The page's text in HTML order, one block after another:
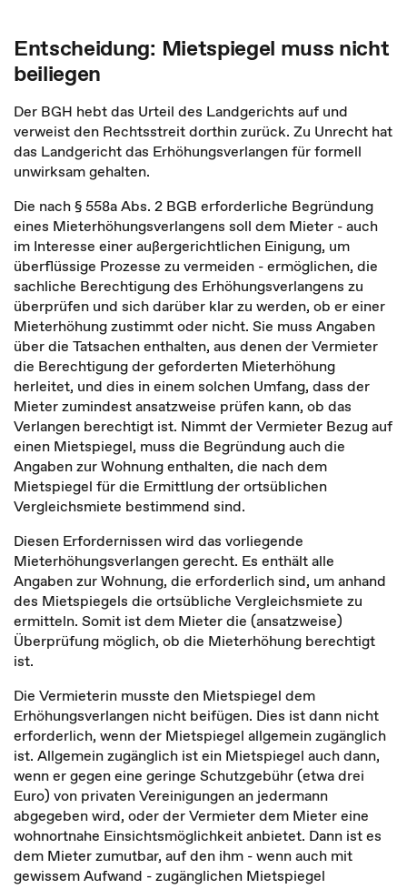
Entscheidung: Mietspiegel muss nicht
beiliegen
Der BGH hebt das Urteil des Landgerichts auf und
verweist den Rechtsstreit dorthin zurück. Zu Unrecht hat
das Landgericht das Erhöhungsverlangen für formell
unwirksam gehalten.
Die nach § 558a Abs. 2 BGB erforderliche Begründung
eines Mieterhöhungsverlangens soll dem Mieter - auch
im Interesse einer außergerichtlichen Einigung, um
überflüssige Prozesse zu vermeiden - ermöglichen, die
sachliche Berechtigung des Erhöhungsverlangens zu
überprüfen und sich darüber klar zu werden, ob er einer
Mieterhöhung zustimmt oder nicht. Sie muss Angaben
über die Tatsachen enthalten, aus denen der Vermieter
die Berechtigung der geforderten Mieterhöhung
herleitet, und dies in einem solchen Umfang, dass der
Mieter zumindest ansatzweise prüfen kann, ob das
Verlangen berechtigt ist. Nimmt der Vermieter Bezug auf
einen Mietspiegel, muss die Begründung auch die
Angaben zur Wohnung enthalten, die nach dem
Mietspiegel für die Ermittlung der ortsüblichen
Vergleichsmiete bestimmend sind.
Diesen Erfordernissen wird das vorliegende
Mieterhöhungsverlangen gerecht. Es enthält alle
Angaben zur Wohnung, die erforderlich sind, um anhand
des Mietspiegels die ortsübliche Vergleichsmiete zu
ermitteln. Somit ist dem Mieter die (ansatzweise)
Überprüfung möglich, ob die Mieterhöhung berechtigt
ist.
Die Vermieterin musste den Mietspiegel dem
Erhöhungsverlangen nicht beifügen. Dies ist dann nicht
erforderlich, wenn der Mietspiegel allgemein zugänglich
ist. Allgemein zugänglich ist ein Mietspiegel auch dann,
wenn er gegen eine geringe Schutzgebühr (etwa drei
Euro) von privaten Vereinigungen an jedermann
abgegeben wird, oder der Vermieter dem Mieter eine
wohnortnahe Einsichtsmöglichkeit anbietet. Dann ist es
dem Mieter zumutbar, auf den ihm - wenn auch mit
gewissem Aufwand - zugänglichen Mietspiegel